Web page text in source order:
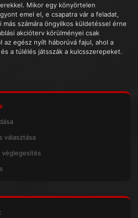
Mikor egy könyörtelen
emel el, e csapatra vár a feladat,
más számára öngyilkos küldetéssel érne
akcióterv körülményei csak
az egész nyílt háborúvá fajul, ahol a
a túlélés játsszák a kulcsszerepeket.
választása